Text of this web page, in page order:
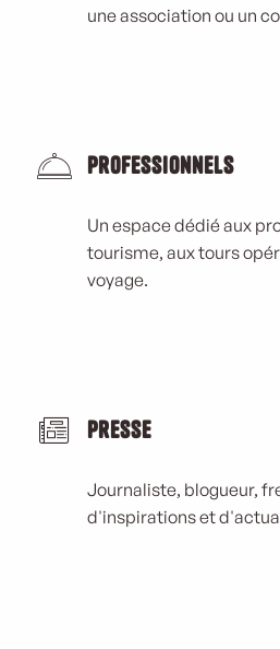
une association ou un
Professionnels
Un espace dédié aux
tourisme, aux tours
voyage.
Presse
Journaliste, blogueur,
d'inspirations et